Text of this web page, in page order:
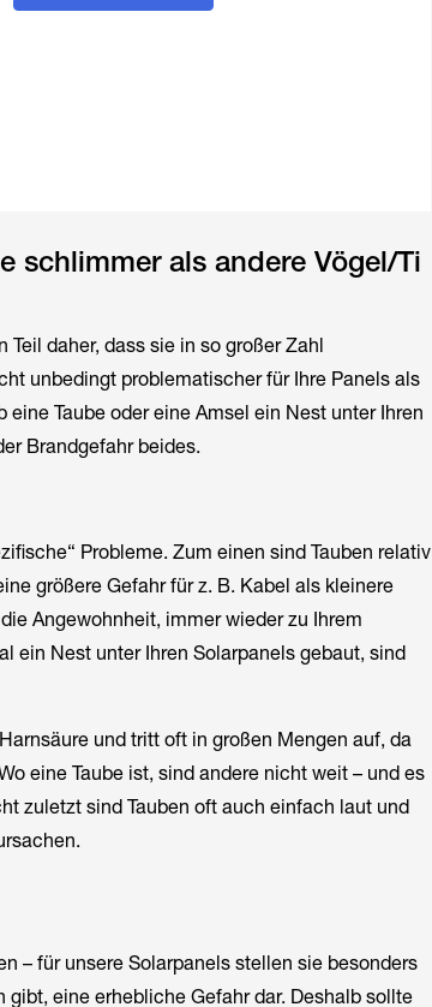
schlimmer als andere Vögel/Ti
Teil daher, dass sie in so großer Zahl
unbedingt problematischer für Ihre Panels als
Taube oder eine Amsel ein Nest unter Ihren
Brandgefahr beides.
Probleme. Zum einen sind Tauben relativ
größere Gefahr für z. B. Kabel als kleinere
Angewohnheit, immer wieder zu Ihrem
ein Nest unter Ihren Solarpanels gebaut, sind
und tritt oft in großen Mengen auf, da
eine Taube ist, sind andere nicht weit – und es
zuletzt sind Tauben oft auch einfach laut und
– für unsere Solarpanels stellen sie besonders
eine erhebliche Gefahr dar. Deshalb sollte